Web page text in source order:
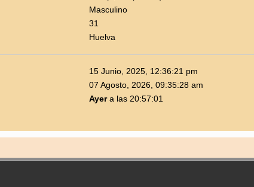
Masculino
31
Huelva
15 Junio, 2025, 12:36:21 pm
07 Agosto, 2026, 09:35:28 am
Ayera las 20:57:01